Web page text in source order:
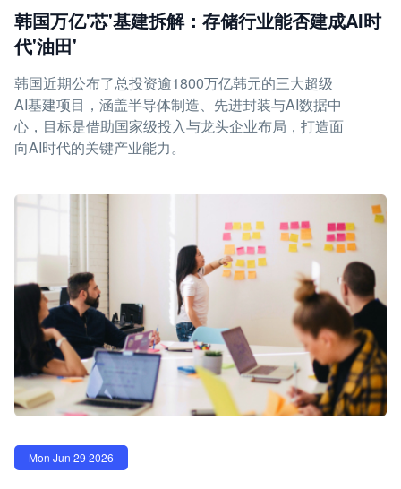
韩国万亿'芯'基建拆解：存储行业能否建成AI时
代'油田'
韩国近期公布了总投资逾1800万亿韩元的三大超级
AI基建项目，涵盖半导体制造、先进封装与AI数据中
心，目标是借助国家级投入与龙头企业布局，打造面
向AI时代的关键产业能力。
Mon Jun 29 2026